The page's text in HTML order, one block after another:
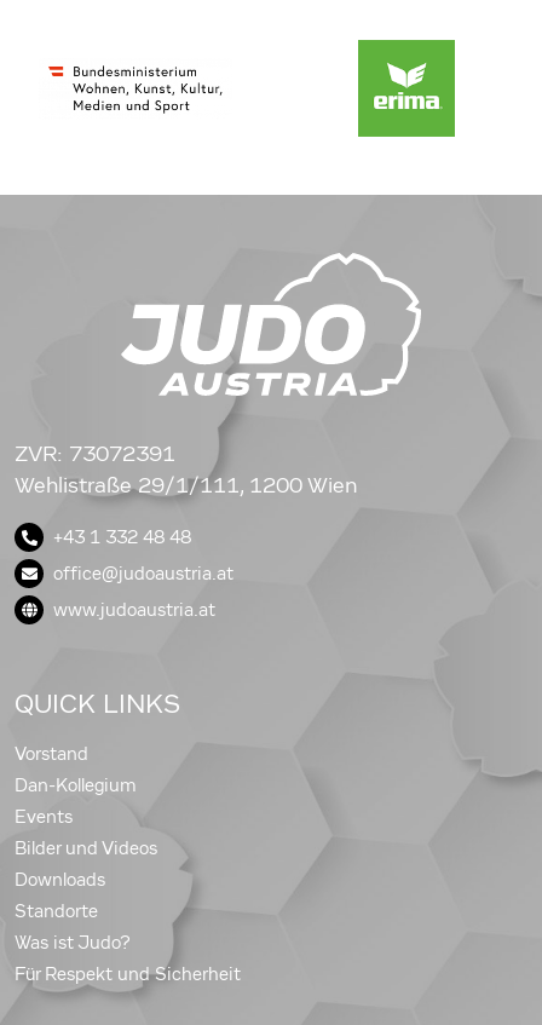
ZVR: 73072391
Wehlistraße 29/1/111, 1200 Wien
+43 1 332 48 48
office@judoaustria.at
www.judoaustria.at
QUICK LINKS
Vorstand
Dan-Kollegium
Events
Bilder und Videos
Downloads
Standorte
Was ist Judo?
Für Respekt und Sicherheit